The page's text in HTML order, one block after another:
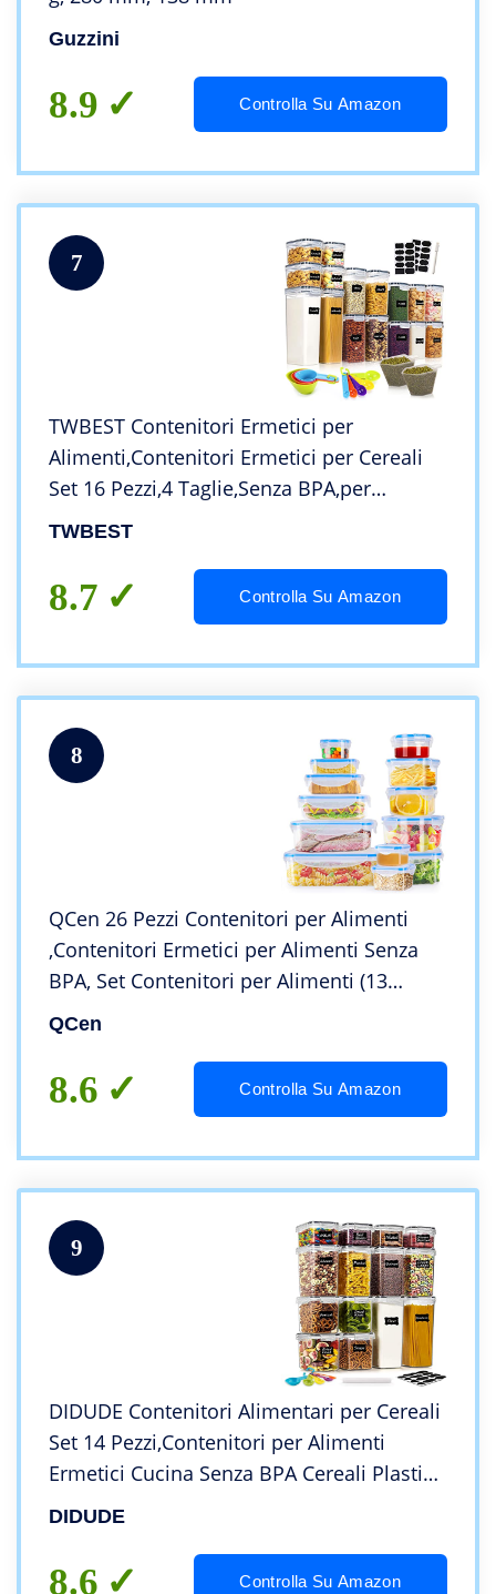
Guzzini
8.9 Controlla Su Amazon
7
TWBEST Contenitori Ermetici per
Alimenti,Contenitori Ermetici per Cereali
Set 16 Pezzi,4 Taglie,Senza BPA,per
Pasta,Farina,Zucchero,Contenitore di
Etichette,Cucchiaio
TWBEST
8.7 Controlla Su Amazon
8
QCen 26 Pezzi Contenitori per Alimenti
,Contenitori Ermetici per Alimenti Senza
BPA, Set Contenitori per Alimenti (13
contenitori, 13 coperchi),Adatto per
Congelatore, Microonde e Lavastoviglie
QCen
8.6 Controlla Su Amazon
9
DIDUDE Contenitori Alimentari per Cereali
Set 14 Pezzi,Contenitori per Alimenti
Ermetici Cucina Senza BPA Cereali Plastic
Jars con Coperchio,Utilizzato per la
DIDUDE
8.6 Controlla Su Amazon